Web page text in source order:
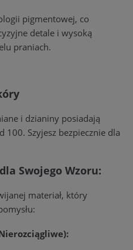
pigmentowej, co
detale i wysoką
praniach.
i dzianiny posiadają
100. Szyjesz bezpiecznie dla
Swojego Wzoru:
materiał, który